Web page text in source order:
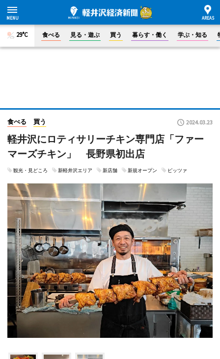
29°C 食べる 見る・遊ぶ 買う 暮らす・働く 学ぶ・知る
食べる 買う 2024.03.23
軽井沢にロティサリーチキン専門店「ファー
マーズチキン」 長野県初出店
観光・見どころ 新軽井沢エリア 新店舗 新規オープン ピッツァ